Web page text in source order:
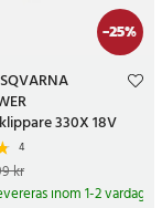
-25%
330X 18V
4
kr
inom 1-2 vardagar